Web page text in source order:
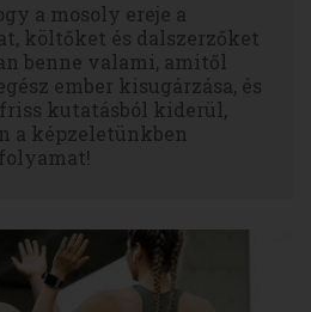
a mosoly ereje a
költőket és dalszerzőket
benne valami, amitől
ember kisugárzása, és
kutatásból kiderül,
a képzeletünkben